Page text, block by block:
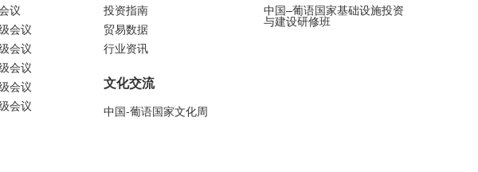
议
会议
会议
会议
会议
会议
投资指南
贸易数据
行业资讯
文化交流
中国-葡语国家文化周
中国–葡语国家基础设施投资
与建设研修班